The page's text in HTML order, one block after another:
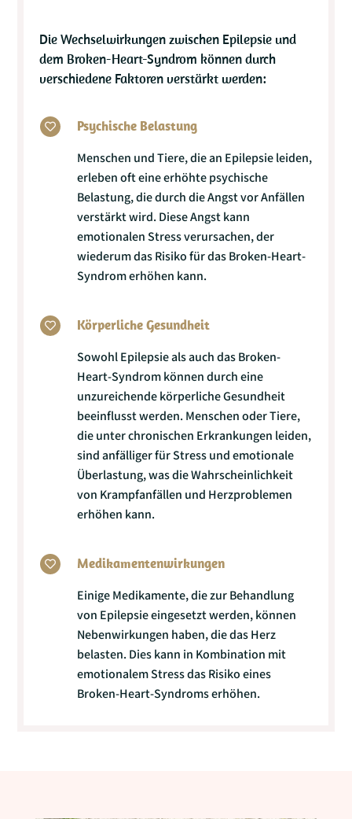
Die Wechselwirkungen zwischen Epilepsie und
dem Broken-Heart-Syndrom können durch
verschiedene Faktoren verstärkt werden:
 Psychische Belastung
Menschen und Tiere, die an Epilepsie leiden,
erleben oft eine erhöhte psychische
Belastung, die durch die Angst vor Anfällen
verstärkt wird. Diese Angst kann
emotionalen Stress verursachen, der
wiederum das Risiko für das Broken-Heart-
Syndrom erhöhen kann.
 Körperliche Gesundheit
Sowohl Epilepsie als auch das Broken-
Heart-Syndrom können durch eine
unzureichende körperliche Gesundheit
beeinflusst werden. Menschen oder Tiere,
die unter chronischen Erkrankungen leiden,
sind anfälliger für Stress und emotionale
Überlastung, was die Wahrscheinlichkeit
von Krampfanfällen und Herzproblemen
erhöhen kann.
 Medikamentenwirkungen
Einige Medikamente, die zur Behandlung
von Epilepsie eingesetzt werden, können
Nebenwirkungen haben, die das Herz
belasten. Dies kann in Kombination mit
emotionalem Stress das Risiko eines
Broken-Heart-Syndroms erhöhen.